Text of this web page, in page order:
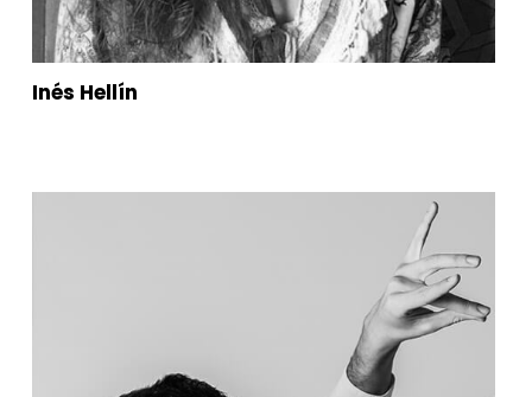
Inés Hellín